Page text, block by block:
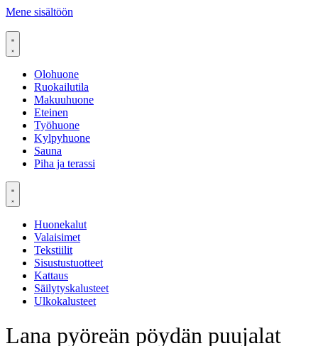
Mene sisältöön
Olohuone
Ruokailutila
Makuuhuone
Eteinen
Työhuone
Kylpyhuone
Sauna
Piha ja terassi
Huonekalut
Valaisimet
Tekstiilit
Sisustustuotteet
Kattaus
Säilytyskalusteet
Ulkokalusteet
Lana pyöreän pöydän puujalat